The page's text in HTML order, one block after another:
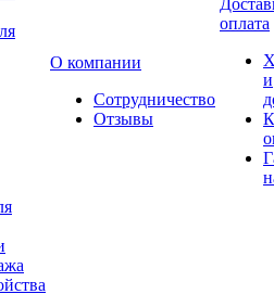
О компании
Сотрудничество
Отзывы
оплата
и